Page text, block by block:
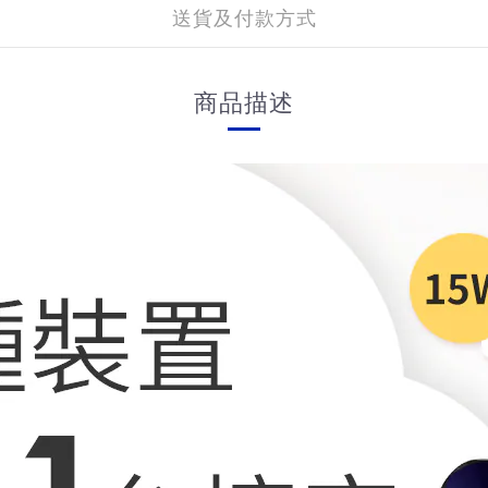
送貨及付款方式
商品描述